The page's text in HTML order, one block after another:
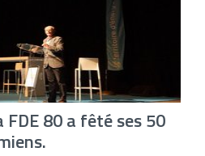
FDE 80 a fêté ses 50